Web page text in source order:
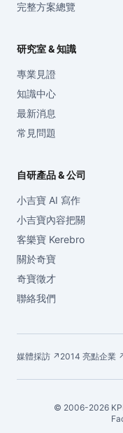
完整方案總覽
研究室 & 知識
專業見證
知識中心
最新消息
常見問題
自研產品 & 公司
小吉寶 AI 寫作
小吉寶內容把關
客樂寶 Kerebro
關於奇寶
奇寶徵才
聯絡我們
媒體採訪 ↗ 2014 亮點企業
© 2006-2026